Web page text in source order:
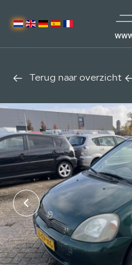
Terug naar overzicht